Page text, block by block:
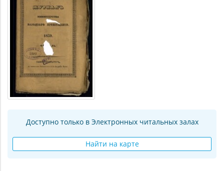
Доступно только в Электронных читальных залах
Найти на карте